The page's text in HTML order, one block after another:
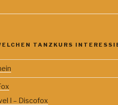
TANZKURS
I – Discofox